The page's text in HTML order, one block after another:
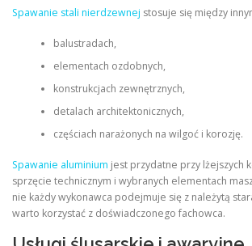
Spawanie stali nierdzewnej stosuje się między
balustradach,
elementach ozdobnych,
konstrukcjach zewnętrznych,
detalach architektonicznych,
częściach narażonych na wilgoć i korozję.
Spawanie aluminium jest przydatne przy lżejszych
sprzęcie technicznym i wybranych elementach
nie każdy wykonawca podejmuje się z należytą
warto korzystać z doświadczonego fachowca.